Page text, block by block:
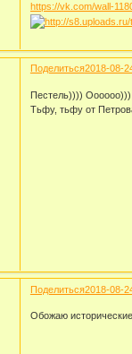
https://vk.com/wall-
Поделиться2018-08-
Пестель))))
Тьфу, тьфу от
Поделиться2018-08-
Обожаю